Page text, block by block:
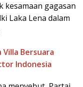
kesamaan gagasan
Laka Lena dalam
Villa Bersuara
Indonesia